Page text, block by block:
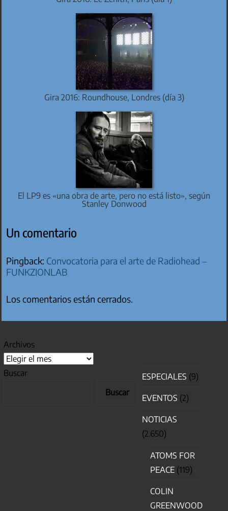
Gira 2016: Roundhouse, Londres (día 3)
El LP9 es «una obra de arte, pero no está listo», según
Stanley Donwood
Un comentario
Pingback: Convocatoria para el arte de Radiohead –
FUNKZIONLAB
Los comentarios están cerrados.
Archivos
Buscar
Buscar
ESPECIALES (9)
EVENTOS (2)
NOTICIAS
(2.650)
ATOMS FOR
PEACE (119)
COLIN
GREENWOOD